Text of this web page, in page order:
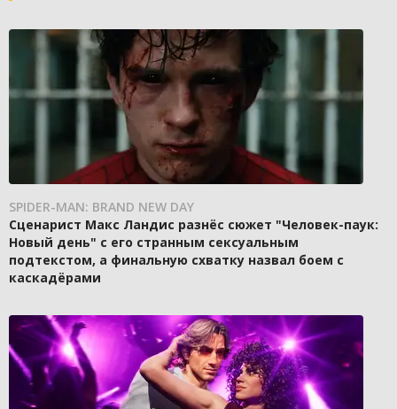
SPIDER-MAN: BRAND NEW DAY
Сценарист Макс Ландис разнёс сюжет "Человек-паук:
Новый день" с его странным сексуальным
подтекстом, а финальную схватку назвал боем с
каскадёрами